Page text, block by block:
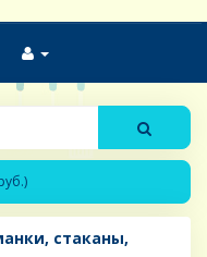
стаканы,